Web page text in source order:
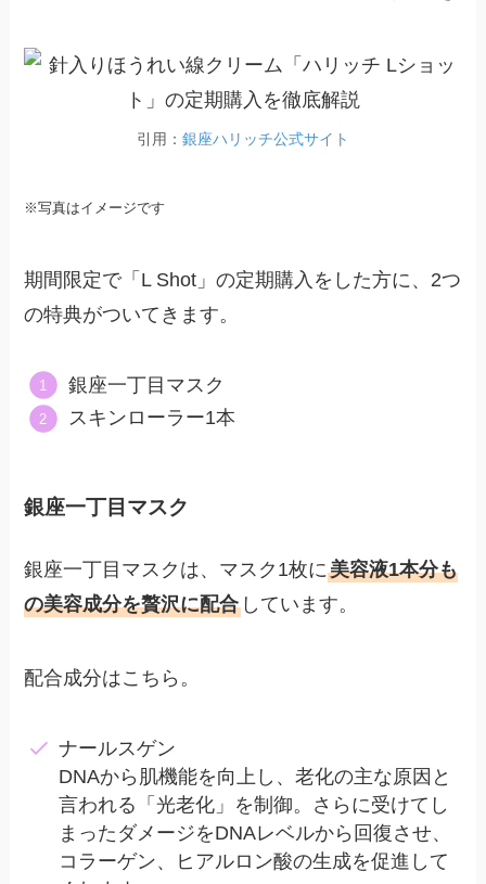
引用： 銀座ハリッチ公式サイト
※写真はイメージです
期間限定で「L Shot」の定期購入をした方に、2つ
の特典がついてきます。
銀座一丁目マスク
スキンローラー1本
銀座一丁目マスク
銀座一丁目マスクは、マスク1枚に美容液1本分も
の美容成分を贅沢に配合 しています。
配合成分はこちら。
ナールスゲン
DNAから肌機能を向上し、老化の主な原因と
言われる「光老化」を制御。さらに受けてし
まったダメージをDNAレベルから回復させ、
コラーゲン、ヒアルロン酸の生成を促進して